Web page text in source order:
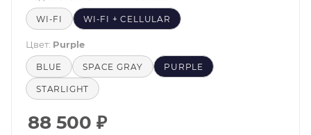
WI-FI WI-FI + CELLULAR
Цвет: Purple
BLUE SPACE GRAY PURPLE
STARLIGHT
88 500 ₽